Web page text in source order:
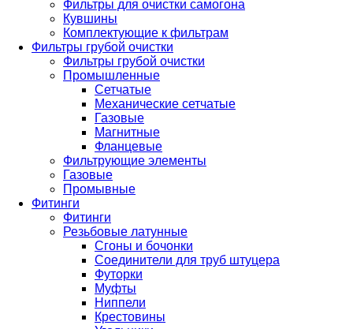
Фильтры для очистки самогона
Кувшины
Комплектующие к фильтрам
Фильтры грубой очистки
Фильтры грубой очистки
Промышленные
Сетчатые
Механические сетчатые
Газовые
Магнитные
Фланцевые
Фильтрующие элементы
Газовые
Промывные
Фитинги
Фитинги
Резьбовые латунные
Сгоны и бочонки
Соединители для труб штуцера
Футорки
Муфты
Ниппели
Крестовины